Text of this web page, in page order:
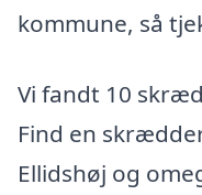
kommune, så
Vi fandt 10
Find en
Ellidshøj og